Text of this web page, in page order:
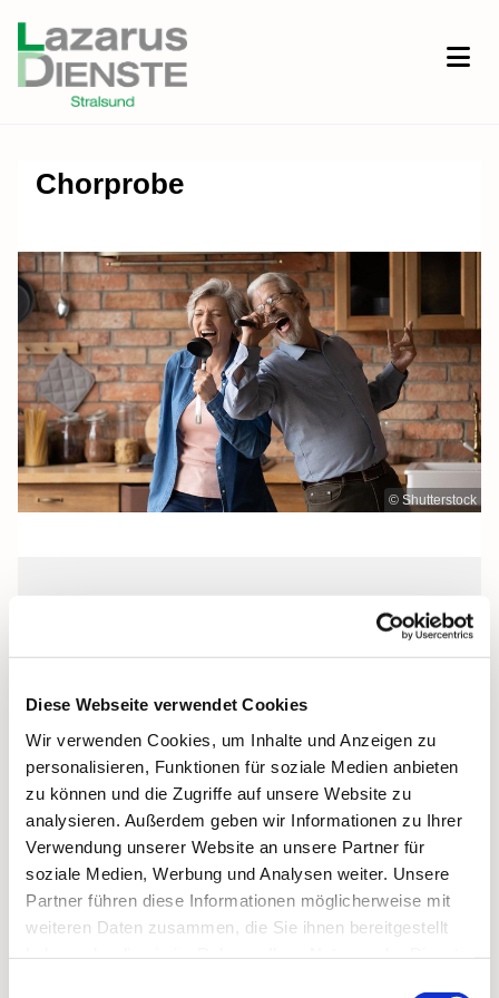
Diese Webseite verwendet Cookies
Wir verwenden Cookies, um Inhalte und Anzeigen zu
personalisieren, Funktionen für soziale Medien anbieten
zu können und die Zugriffe auf unsere Website zu
analysieren. Außerdem geben wir Informationen zu Ihrer
Verwendung unserer Website an unsere Partner für
soziale Medien, Werbung und Analysen weiter. Unsere
Partner führen diese Informationen möglicherweise mit
weiteren Daten zusammen, die Sie ihnen bereitgestellt
Chorprobe
© Shutterstock
Mittwoch, 2. Dezember 2026, 19:15 -
21:45 Uhr
St. Josef, Stralsund, Jungfernstieg 3A,
18437 Stralsund